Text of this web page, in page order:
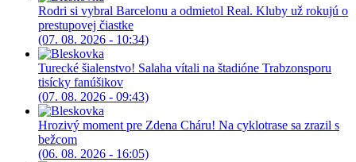
Rodri si vybral Barcelonu a odmietol Real. Kluby už rokujú o
prestupovej čiastke
(07. 08. 2026 - 10:34)
Turecké šialenstvo! Salaha vítali na štadióne Trabzonsporu
tisícky fanúšikov
(07. 08. 2026 - 09:43)
Hrozivý moment pre Zdena Cháru! Na cyklotrase sa zrazil s
bežcom
(06. 08. 2026 - 16:05)